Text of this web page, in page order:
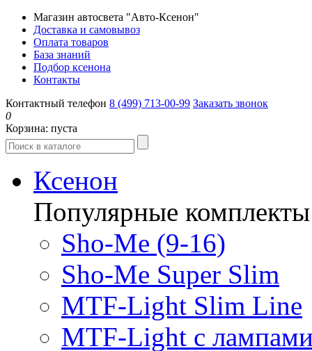
Магазин автосвета "Авто-Ксенон"
Доставка и самовывоз
Оплата товаров
База знаний
Подбор ксенона
Контакты
Контактный телефон 8 (499) 713-00-99 Заказать звонок
0
Корзина: пуста
Ксенон
Популярные комплекты
Sho-Me (9-16)
Sho-Me Super Slim
MTF-Light Slim Line
MTF-Light с